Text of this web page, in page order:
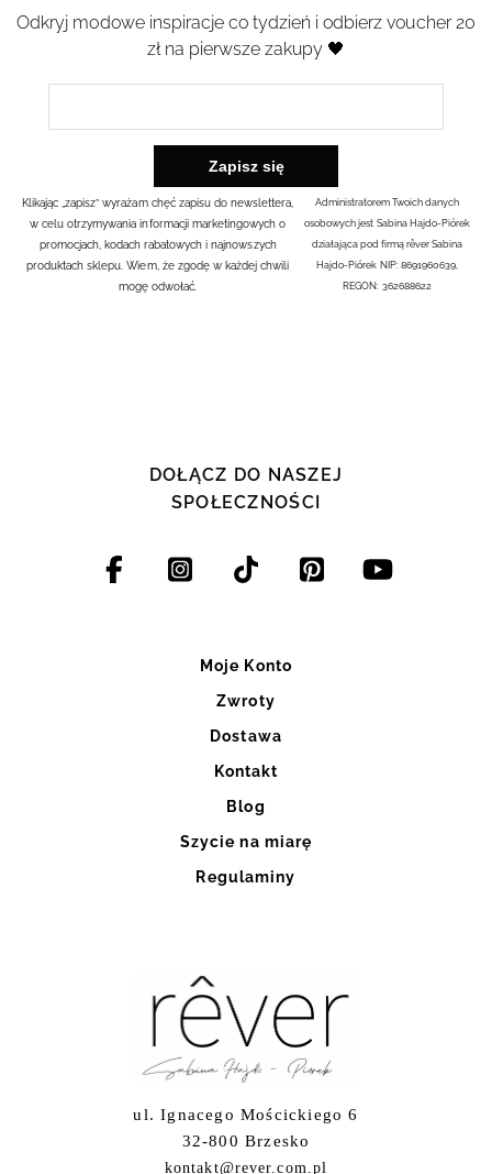
Odkryj modowe inspiracje co tydzień i odbierz voucher 20
zł na pierwsze zakupy 🖤
Klikając „zapisz” wyrażam chęć zapisu do newslettera,
w celu otrzymywania informacji marketingowych o
promocjach, kodach rabatowych i najnowszych
produktach sklepu. Wiem, że zgodę w każdej chwili
mogę odwołać.
Administratorem Twoich danych
osobowych jest Sabina Hajdo-Piórek
działająca pod firmą rêver Sabina
Hajdo-Piórek NIP: 8691960639,
REGON: 362688622
DOŁĄCZ DO NASZEJ
SPOŁECZNOŚCI
Moje Konto
Zwroty
Dostawa
Kontakt
Blog
Szycie na miarę
Regulaminy
ul. Ignacego Mościckiego 6
32-800 Brzesko
kontakt@rever.com.pl